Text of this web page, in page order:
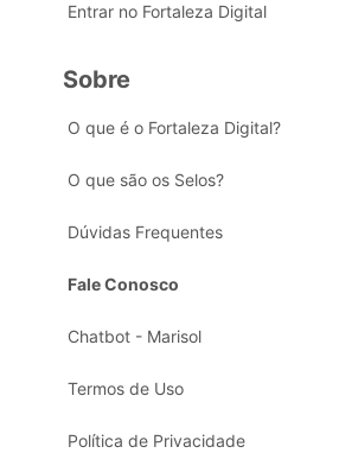
Entrar no Fortaleza Digital
Sobre
O que é o Fortaleza Digital?
O que são os Selos?
Dúvidas Frequentes
Fale Conosco
Chatbot - Marisol
Termos de Uso
Política de Privacidade